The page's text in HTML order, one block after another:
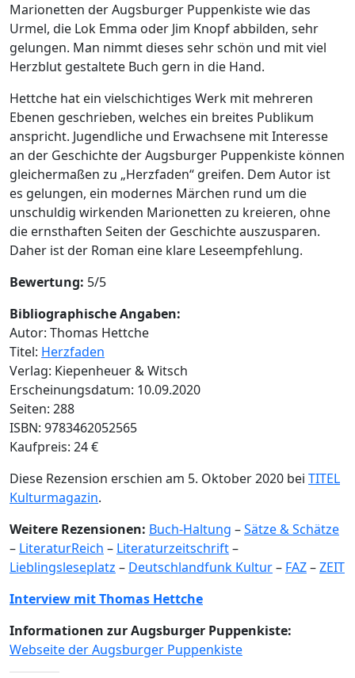
Marionetten der Augsburger Puppenkiste wie das
Urmel, die Lok Emma oder Jim Knopf abbilden, sehr
gelungen. Man nimmt dieses sehr schön und mit viel
Herzblut gestaltete Buch gern in die Hand.
Hettche hat ein vielschichtiges Werk mit mehreren
Ebenen geschrieben, welches ein breites Publikum
anspricht. Jugendliche und Erwachsene mit Interesse
an der Geschichte der Augsburger Puppenkiste können
gleichermaßen zu „Herzfaden“ greifen. Dem Autor ist
es gelungen, ein modernes Märchen rund um die
unschuldig wirkenden Marionetten zu kreieren, ohne
die ernsthaften Seiten der Geschichte auszusparen.
Daher ist der Roman eine klare Leseempfehlung.
Bewertung: 5/5
Bibliographische Angaben:
Autor: Thomas Hettche
Titel: Herzfaden
Verlag: Kiepenheuer & Witsch
Erscheinungsdatum: 10.09.2020
Seiten: 288
ISBN: 9783462052565
Kaufpreis: 24 €
Diese Rezension erschien am 5. Oktober 2020 bei TITEL
Kulturmagazin.
Weitere Rezensionen: Buch-Haltung –Sätze & Schätze
– LiteraturReich – Literaturzeitschrift–
Lieblingsleseplatz – Deutschlandfunk Kultur– FAZ–ZEIT
Interview mit Thomas Hettche
Informationen zur Augsburger Puppenkiste:
Webseite der Augsburger Puppenkiste